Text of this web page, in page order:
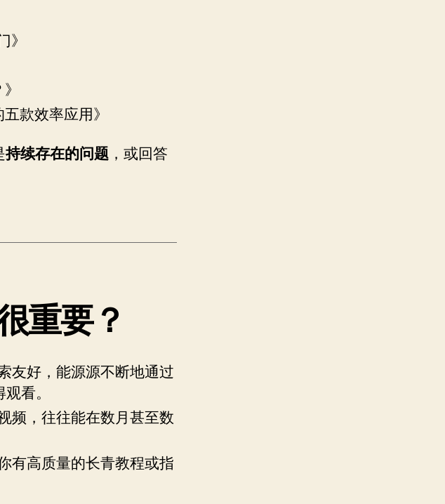
》
款效率应用》
持续存在的问题 ，或回答
重要？
好，能源源不断地通过
看。
，往往能在数月甚至数
高质量的长青教程或指